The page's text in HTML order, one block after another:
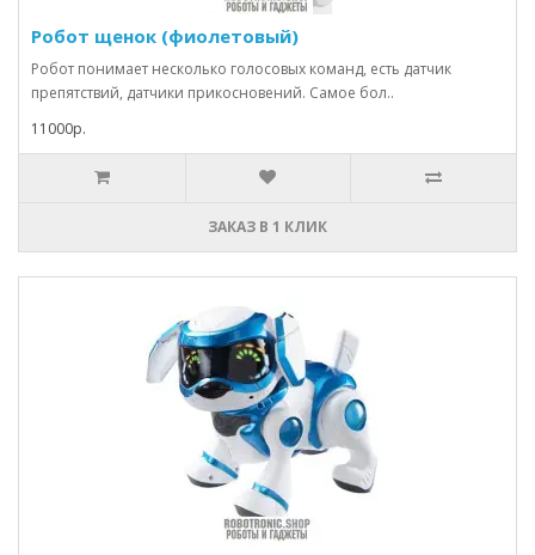
Робот щенок (фиолетовый)
Робот понимает несколько голосовых команд, есть датчик
препятствий, датчики прикосновений. Самое бол..
11000р.
ЗАКАЗ В 1 КЛИК